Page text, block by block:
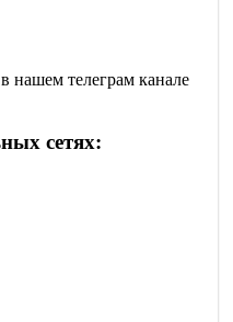
нашем телеграм канале
сетях: